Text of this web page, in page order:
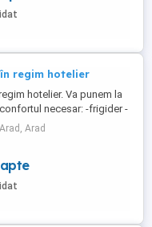
aveți la dispoziție
regim hotelier
hotelier. Va punem la
necesar: -frigider -
-micounde -clima -
curate + lenjerie -
Garsoniera e
zona foarte buna a
de centrul orașului
Arad